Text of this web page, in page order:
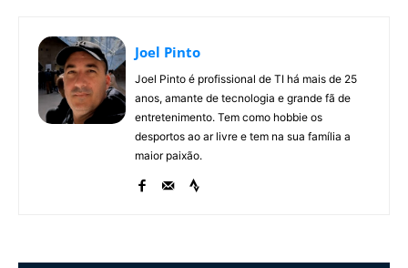
Joel Pinto
Joel Pinto é profissional de TI há mais de 25
anos, amante de tecnologia e grande fã de
entretenimento. Tem como hobbie os
desportos ao ar livre e tem na sua família a
maior paixão.